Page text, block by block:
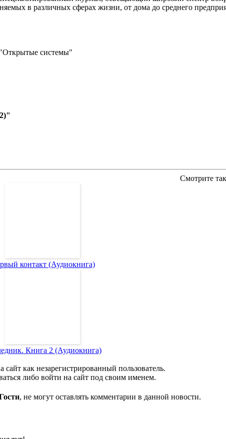
в различных сферах жизни, от дома до среднего
системы"
Смотрите
контакт (Аудиокнига)
Книга 2 (Аудиокнига)
как незарегистрированный пользователь.
либо войти на сайт под своим именем.
, не могут оставлять комментарии в данной новости.